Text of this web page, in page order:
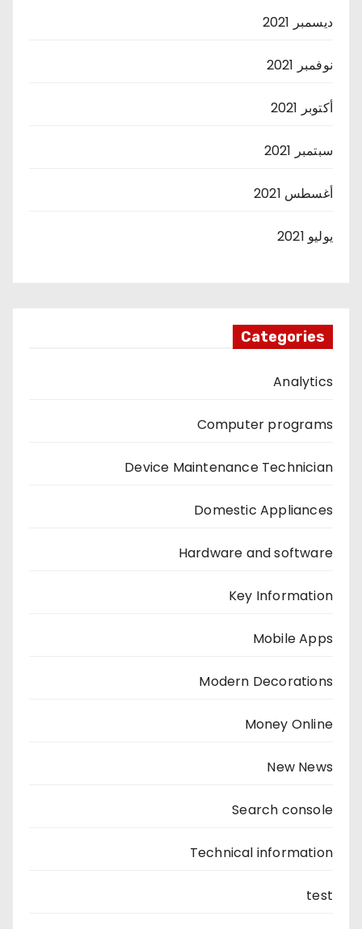
ديسمبر 2021
نوفمبر 2021
أكتوبر 2021
سبتمبر 2021
أغسطس 2021
يوليو 2021
Categories
Analytics
Computer programs
Device Maintenance Technician
Domestic Appliances
Hardware and software
Key Information
Mobile Apps
Modern Decorations
Money Online
New News
Search console
Technical information
test